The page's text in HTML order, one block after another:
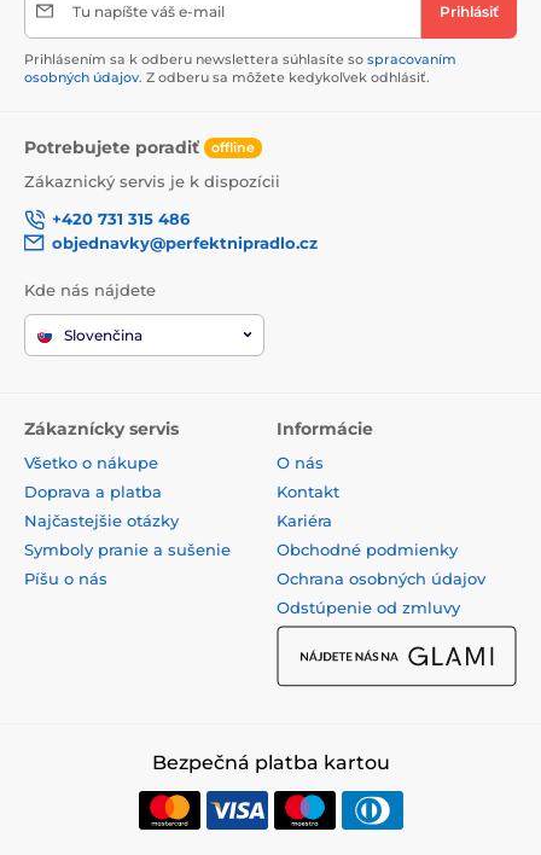
Tu napíšte váš e-mail Prihlásiť
Prihlásením sa k odberu newslettera súhlasíte so spracovaním
osobných údajov. Z odberu sa môžete kedykoľvek odhlásiť.
Potrebujete poradiť offline
Zákaznický servis je k dispozícii
+420 731 315 486
objednavky@perfektnipradlo.cz
Kde nás nájdete
Slovenčina
Zákaznícky servis
Všetko o nákupe
Doprava a platba
Najčastejšie otázky
Symboly pranie a sušenie
Píšu o nás
Informácie
O nás
Kontakt
Kariéra
Obchodné podmienky
Ochrana osobných údajov
Odstúpenie od zmluvy
Bezpečná platba kartou